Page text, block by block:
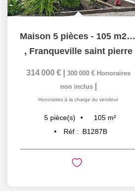
Maison 5 pièces - 105 m2 - Proche de toutes commodités
, Franqueville saint pierre
314 000 € 300 000 € Honoraires
non inclus
Honoraires à la charge du vendeur
5 pièce(s) 105 m²
Réf :
B1287B